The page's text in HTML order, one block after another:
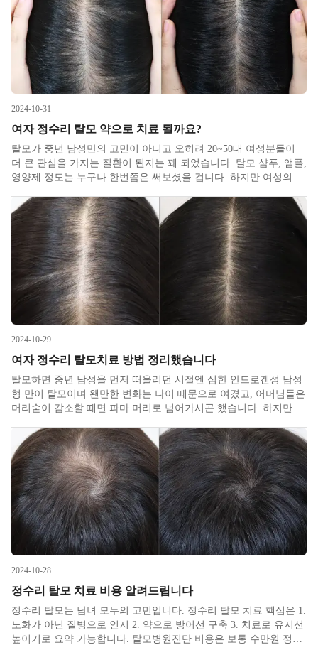
2024-10-31
여자 정수리 탈모 약으로 치료 될까요?
탈모가 중년 남성만의 고민이 아니고 오히려 20~50대 여성분들이
더 큰 관심을 가지는 질환이 된지는 꽤 되었습니다. 탈모 샴푸, 앰플,
영양제 정도는 누구나 한번쯤은 써보셨을 겁니다. 하지만 여성의 탈
모치료는 말그대로 총력전을 해도 간당간당한 매우 어려운 싸움이
2024-10-29
여자 정수리 탈모치료 방법 정리했습니다
탈모하면 중년 남성을 먼저 떠올리던 시절엔 심한 안드로겐성 남성
형 만이 탈모이며 왠만한 변화는 나이 때문으로 여겼고, 어머님들은
머리숱이 감소할 때면 파마 머리로 넘어가시곤 했습니다. 하지만 시
인지하게 되면서 많은 것이 바뀌었습니다. 탈모는 남녀노소 모두의
관심거
2024-10-28
정수리 탈모 치료 비용 알려드립니다
정수리 탈모는 남녀 모두의 고민입니다. 정수리 탈모 치료 핵심은 1.
노화가 아닌 질병으로 인지 2. 약으로 방어선 구축 3. 치료로 유지선
높이기로 요약 가능합니다. 탈모병원진단 비용은 보통 수만원 정도